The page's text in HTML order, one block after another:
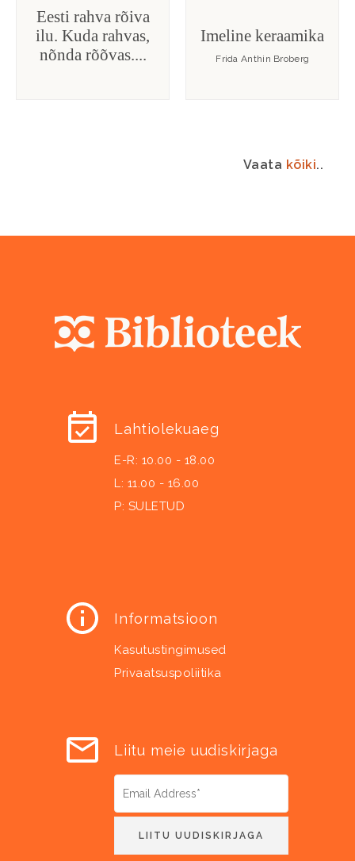
Eesti rahva rõiva
ilu. Kuda rahvas,
nõnda rõõvas....
Imeline keraamika
Frida Anthin Broberg
Vaata kõiki..
Lahtiolekuaeg
E-R: 10.00 - 18.00
L: 11.00 - 16.00
P: SULETUD
Informatsioon
Kasutustingimused
Privaatsuspoliitika
Liitu meie uudiskirjaga